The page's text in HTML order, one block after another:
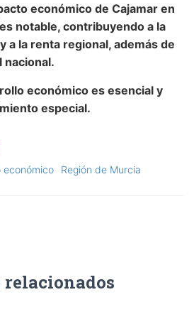
económico de Cajamar en
notable, contribuyendo a la
a la renta regional, además de
nacional.
económico es esencial y
especial.
económico Región de Murcia
relacionados